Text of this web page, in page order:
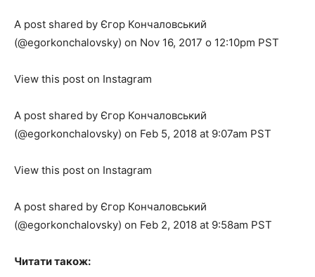
A post shared by Єгор Кончаловський
(@egorkonchalovsky) on Nov 16, 2017 о 12:10pm PST
View this post on Instagram
A post shared by Єгор Кончаловський
(@egorkonchalovsky) on Feb 5, 2018 at 9:07am PST
View this post on Instagram
A post shared by Єгор Кончаловський
(@egorkonchalovsky) on Feb 2, 2018 at 9:58am PST
Читати також: